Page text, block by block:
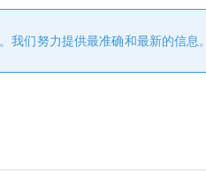
我们努力提供最准确和最新的信息。